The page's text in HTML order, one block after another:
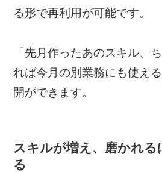
る形で再利用が可能です。
「先月作ったあのスキル、
れば今月の別業務にも使え
開ができます。
スキルが増え、磨かれ
る